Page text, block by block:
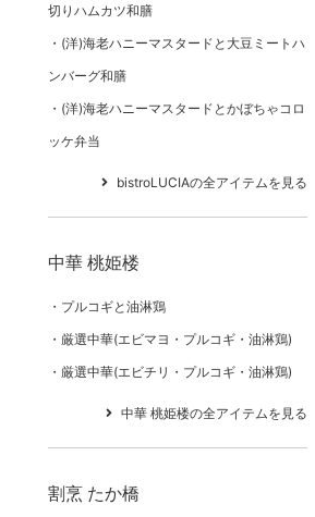
切りハムカツ和膳
(洋)海老ハニーマスタードと大豆ミートハ
ンバーグ和膳
(洋)海老ハニーマスタードとかぼちゃコロ
ッケ弁当
bistroLUCIAの全アイテムを見る
中華 桃姫楼
プルコギと油淋鶏
厳選中華(エビマヨ・プルコギ・油淋鶏)
厳選中華(エビチリ・プルコギ・油淋鶏)
中華 桃姫楼の全アイテムを見る
割烹 たか橋